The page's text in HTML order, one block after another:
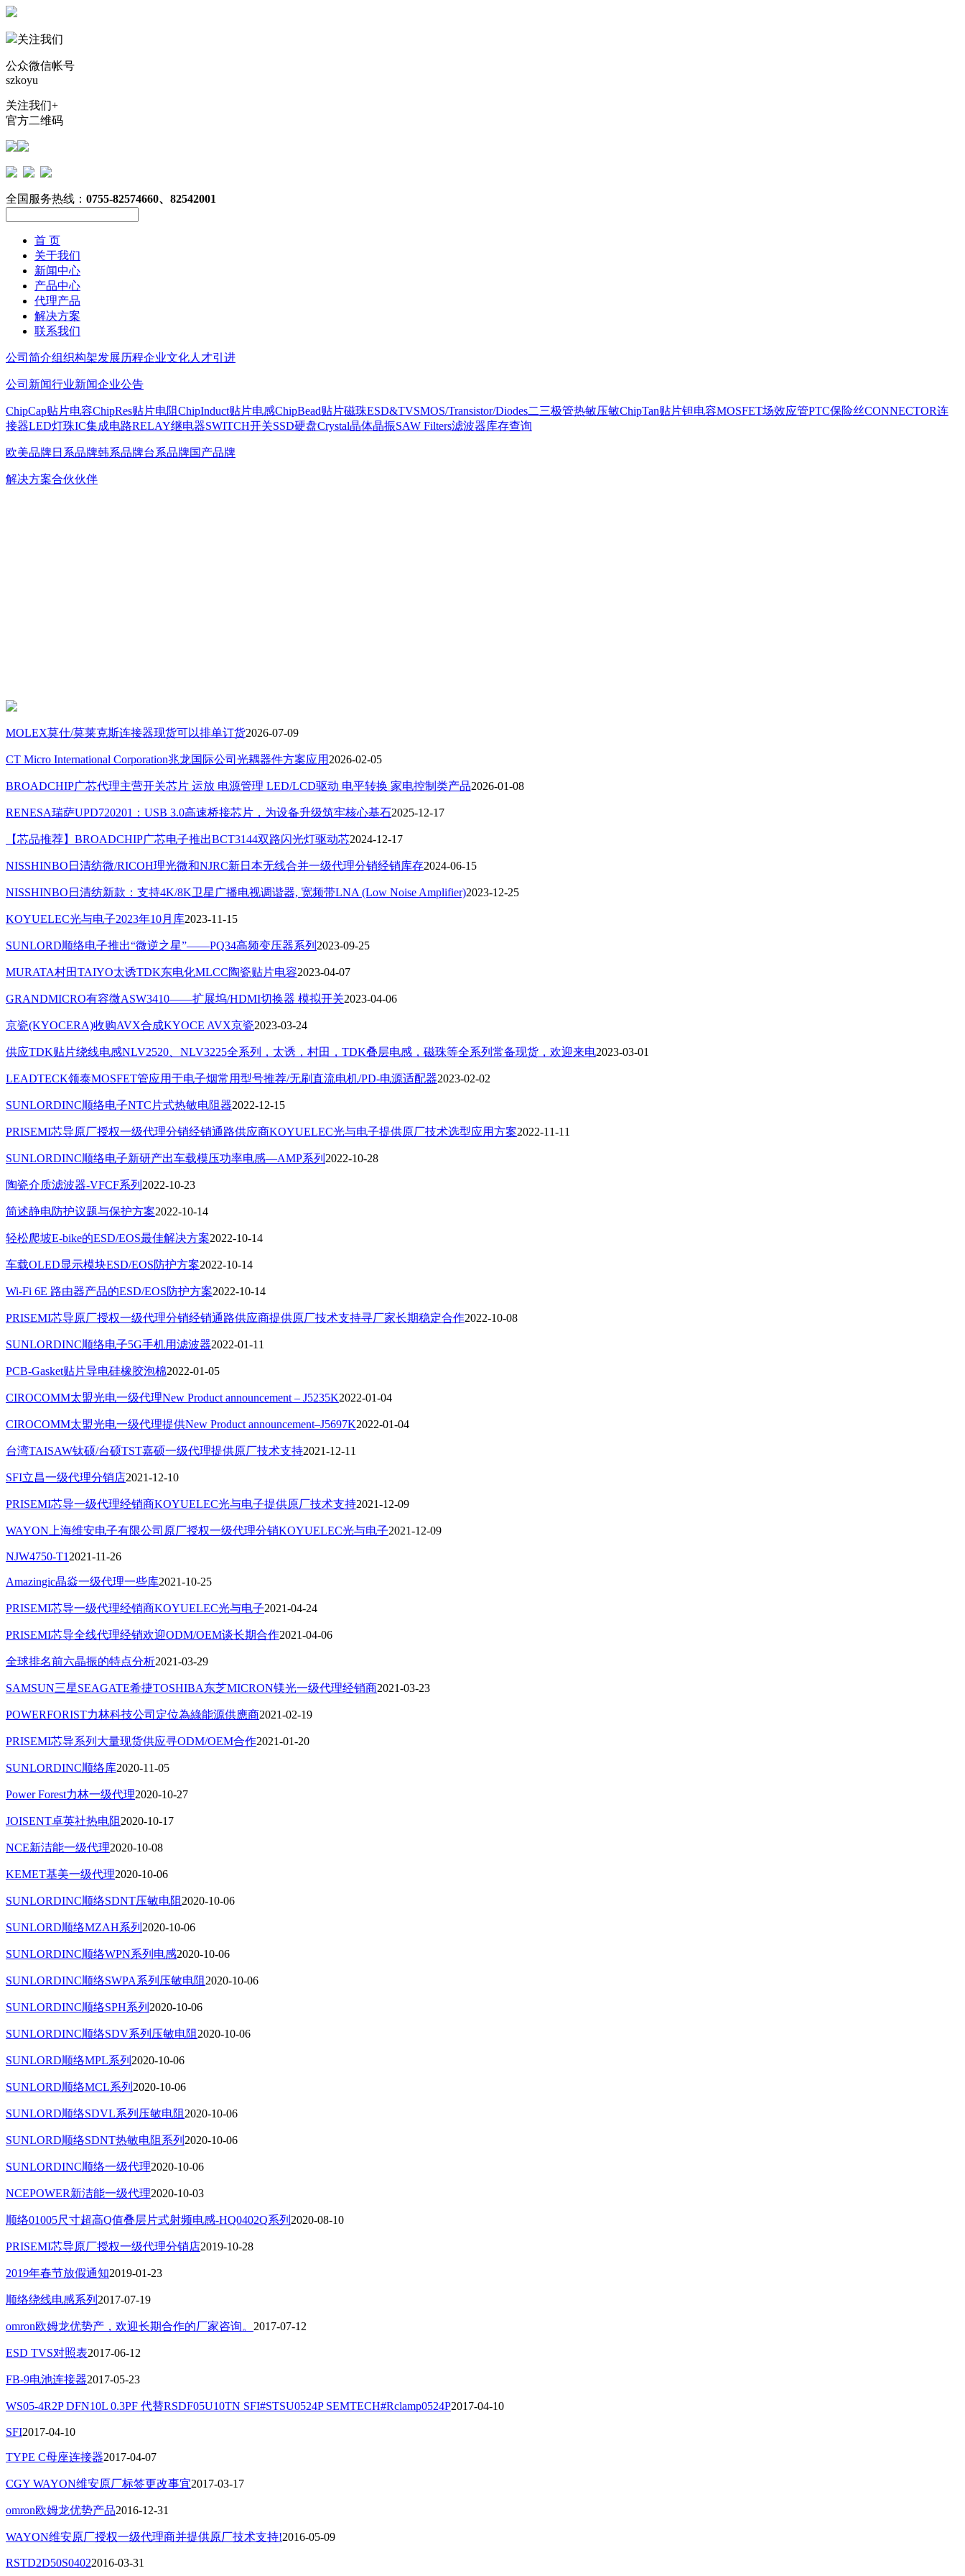
关注我们
公众微信帐号
szkoyu
关注我们+
官方二维码
全国服务热线： 0755-82574660、82542001
首 页
关于我们
新闻中心
产品中心
代理产品
解决方案
联系我们
公司简介组织构架发展历程企业文化人才引进
公司新闻行业新闻企业公告
ChipCap贴片电容ChipRes贴片电阻ChipInduct贴片电感ChipBead贴片磁珠ESD&TVSMOS/Transistor/Diodes二三极管热敏压敏ChipTan贴片钽电容MOSFET场效应管PTC保险丝CONNECTOR连
接器LED灯珠IC集成电路RELAY继电器SWITCH开关SSD硬盘Crystal晶体晶振SAW Filters滤波器库存查询
欧美品牌日系品牌韩系品牌台系品牌国产品牌
解决方案合伙伙伴
MOLEX莫仕/莫莱克斯连接器现货可以排单订货2026-07-09
CT Micro International Corporation兆龙国际公司光耦器件方案应用 2026-02-05
BROADCHIP广芯代理主营开关芯片 运放 电源管理 LED/LCD驱动 电平转换 家电控制类产品2026-01-08
RENESA瑞萨UPD720201：USB 3.0高速桥接芯片，为设备升级筑牢核心基石2025-12-17
【芯品推荐】BROADCHIP广芯电子推出BCT3144双路闪光灯驱动芯2024-12-17
NISSHINBO日清纺微/RICOH理光微和NJRC新日本无线合并一级代理分销经销库存2024-06-15
NISSHINBO日清纺新款：支持4K/8K卫星广播电视调谐器, 宽频带LNA (Low Noise Amplifier)2023-12-25
KOYUELEC光与电子2023年10月库2023-11-15
SUNLORD顺络电子推出“微逆之星”——PQ34高频变压器系列 2023-09-25
MURATA村田TAIYO太诱TDK东电化MLCC陶瓷贴片电容2023-04-07
GRANDMICRO有容微ASW3410——扩展坞/HDMI切换器 模拟开关2023-04-06
京瓷(KYOCERA)收购AVX合成KYOCE AVX京瓷2023-03-24
供应TDK贴片绕线电感NLV2520、NLV3225全系列，太诱，村田，TDK叠层电感，磁珠等全系列常备现货，欢迎来电2023-03-01
LEADTECK领泰MOSFET管应用于电子烟常用型号推荐/无刷直流电机/PD-电源适配器2023-02-02
SUNLORDINC顺络电子NTC片式热敏电阻器2022-12-15
PRISEMI芯导原厂授权一级代理分销经销通路供应商KOYUELEC光与电子提供原厂技术选型应用方案2022-11-11
SUNLORDINC顺络电子新研产出车载模压功率电感—AMP系列 2022-10-28
陶瓷介质滤波器-VFCF系列 2022-10-23
简述静电防护议题与保护方案2022-10-14
轻松爬坡E-bike的ESD/EOS最佳解决方案2022-10-14
车载OLED显示模块ESD/EOS防护方案2022-10-14
Wi-Fi 6E 路由器产品的ESD/EOS防护方案2022-10-14
PRISEMI芯导原厂授权一级代理分销经销通路供应商提供原厂技术支持寻厂家长期稳定合作2022-10-08
SUNLORDINC顺络电子5G手机用滤波器2022-01-11
PCB-Gasket贴片导电硅橡胶泡棉2022-01-05
CIROCOMM太盟光电一级代理New Product announcement – J5235K2022-01-04
CIROCOMM太盟光电一级代理提供New Product announcement–J5697K2022-01-04
台湾TAISAW钛硕/台硕TST嘉硕一级代理提供原厂技术支持2021-12-11
SFI立昌一级代理分销店2021-12-10
PRISEMI芯导一级代理经销商KOYUELEC光与电子提供原厂技术支持2021-12-09
WAYON上海维安电子有限公司原厂授权一级代理分销KOYUELEC光与电子2021-12-09
NJW4750-T1 2021-11-26
Amazingic晶焱一级代理一些库2021-10-25
PRISEMI芯导一级代理经销商KOYUELEC光与电子2021-04-24
PRISEMI芯导全线代理经销欢迎ODM/OEM谈长期合作2021-04-06
全球排名前六晶振的特点分析2021-03-29
SAMSUN三星SEAGATE希捷TOSHIBA东芝MICRON镁光一级代理经销商2021-03-23
POWERFORIST力林科技公司定位為綠能源供應商2021-02-19
PRISEMI芯导系列大量现货供应寻ODM/OEM合作2021-01-20
SUNLORDINC顺络库2020-11-05
Power Forest力林一级代理2020-10-27
JOISENT卓英社热电阻 2020-10-17
NCE新洁能一级代理2020-10-08
KEMET基美一级代理2020-10-06
SUNLORDINC顺络SDNT压敏电阻 2020-10-06
SUNLORD顺络MZAH系列 2020-10-06
SUNLORDINC顺络WPN系列电感2020-10-06
SUNLORDINC顺络SWPA系列压敏电阻 2020-10-06
SUNLORDINC顺络SPH系列 2020-10-06
SUNLORDINC顺络SDV系列压敏电阻 2020-10-06
SUNLORD顺络MPL系列 2020-10-06
SUNLORD顺络MCL系列 2020-10-06
SUNLORD顺络SDVL系列压敏电阻 2020-10-06
SUNLORD顺络SDNT热敏电阻系列 2020-10-06
SUNLORDINC顺络一级代理2020-10-06
NCEPOWER新洁能一级代理2020-10-03
顺络01005尺寸超高Q值叠层片式射频电感-HQ0402Q系列 2020-08-10
PRISEMI芯导原厂授权一级代理分销店2019-10-28
2019年春节放假通知2019-01-23
顺络绕线电感系列 2017-07-19
omron欧姆龙优势产，欢迎长期合作的厂家咨询。 2017-07-12
ESD TVS对照表2017-06-12
FB-9电池连接器2017-05-23
WS05-4R2P DFN10L 0.3PF 代替RSDF05U10TN SFI#STSU0524P SEMTECH#Rclamp0524P2017-04-10
SFI2017-04-10
TYPE C母座连接器2017-04-07
CGY WAYON维安原厂标签更改事宜2017-03-17
omron欧姆龙优势产品2016-12-31
WAYON维安原厂授权一级代理商并提供原厂技术支持!2016-05-09
RSTD2D50S04022016-03-31